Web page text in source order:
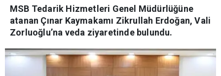
MSB Tedarik Hizmetleri Genel Müdürlüğüne
atanan Çınar Kaymakamı Zikrullah Erdoğan, Vali
Zorluoğlu’na veda ziyaretinde bulundu.